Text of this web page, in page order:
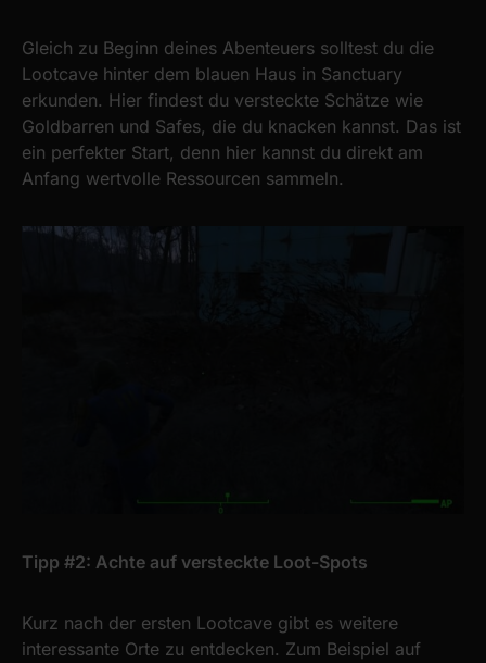
Gleich zu Beginn deines Abenteuers solltest du die
Lootcave hinter dem blauen Haus in Sanctuary
erkunden. Hier findest du versteckte Schätze wie
Goldbarren und Safes, die du knacken kannst. Das ist
ein perfekter Start, denn hier kannst du direkt am
Anfang wertvolle Ressourcen sammeln.
Tipp #2: Achte auf versteckte Loot-Spots
Kurz nach der ersten Lootcave gibt es weitere
interessante Orte zu entdecken. Zum Beispiel auf